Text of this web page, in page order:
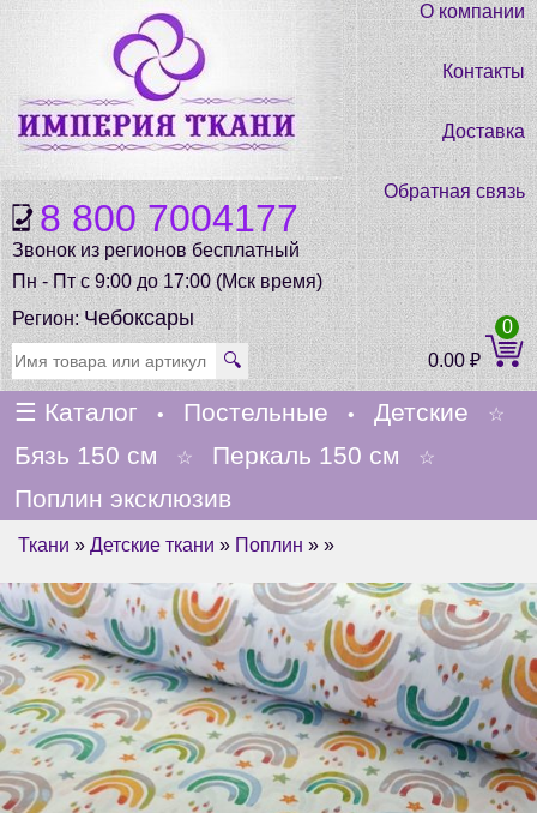
8 800 7004177
Звонок из регионов бесплатный
Пн - Пт с 9:00 до 17:00 (Мск время)
О компании
Контакты
Доставка
Обратная связь
Регион:Чебоксары
🔍 0.00₽
0
☰ Каталог • Постельные • Детские ☆
Бязь 150 см ☆ Перкаль 150 см ☆
Поплин эксклюзив
Ткани » Детские ткани » Поплин » »